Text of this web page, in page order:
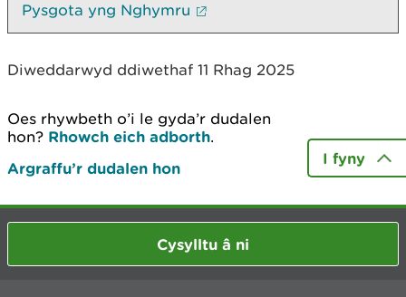
Pysgota yng Nghymru
Diweddarwyd ddiwethaf 11 Rhag 2025
Oes rhywbeth o’i le gyda’r dudalen
hon? Rhowch eich adborth.
Argraffu’r dudalen hon
I fyny
Cysylltu â ni